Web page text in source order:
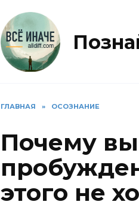
ГЛАВНАЯ » ОСОЗНАНИЕ
Почему
этого не